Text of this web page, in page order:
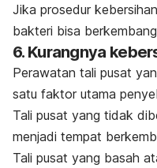
Jika prosedur
bakteri bisa
6. Kurangnya
Perawatan tali pusat
satu faktor utama
Tali pusat yang tidak
menjadi tempat
Tali pusat yang basah